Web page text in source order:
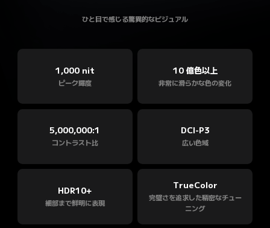
ひと目で感じる驚異的なビジュアル
1,000 nit
ピーク輝度
10 億色以上
非常に滑らかな色の変化
5,000,000:1
コントラスト比
DCI-P3
広い色域
HDR10+
細部まで鮮明に表現
TrueColor
完璧さを追求した精密なチュー
ニング